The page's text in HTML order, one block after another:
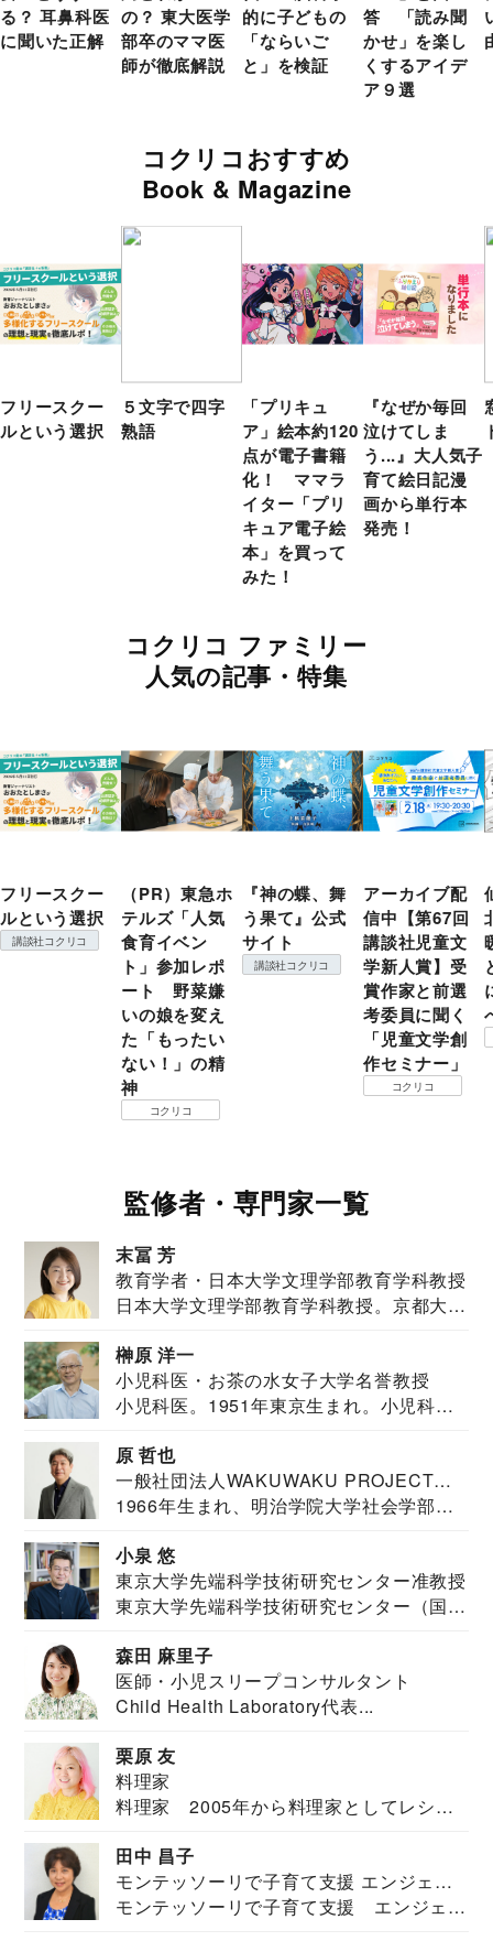
る？ 耳鼻科医
に聞いた正解
の？ 東大医学
部卒のママ医
師が徹底解説
的に子どもの
「ならいご
と」を検証
答 「読み聞
かせ」を楽し
くするアイデ
ア９選
コクリコおすすめ
Book & Magazine
フリースクー
ルという選択
５文字で四字
熟語
「プリキュ
ア」絵本約120
点が電子書籍
化！ ママラ
イター「プリ
キュア電子絵
本」を買って
みた！
『なぜか毎回
泣けてしま
う...』大人気子
育て絵日記漫
画から単行本
発売！
コクリコ ファミリー
人気の記事・特集
フリースクー
ルという選択
講談社コクリコ
（PR）東急ホ
テルズ「人気
食育イベン
ト」参加レポ
ート 野菜嫌
いの娘を変え
た「もったい
ない！」の精
神
コクリコ
『神の蝶、舞
う果て』公式
サイト
講談社コクリコ
アーカイブ配
信中【第67回
講談社児童文
学新人賞】受
賞作家と前選
考委員に聞く
「児童文学創
作セミナー」
コクリコ
監修者・専門家一覧
末冨 芳
教育学者・日本大学文理学部教育学科教授
日本大学文理学部教育学科教授。京都大学
榊原 洋一
小児科医・お茶の水女子大学名誉教授
小児科医。1951年東京生まれ。小児科
原 哲也
一般社団法人WAKUWAKU PROJECT
JAPAN代表・言語聴覚士・社会福祉士
1966年生まれ、明治学院大学社会学部福
小泉 悠
東京大学先端科学技術研究センター准教授
東京大学先端科学技術研究センター（国際
森田 麻里子
医師・小児スリープコンサルタント
Child Health Laboratory代表...
栗原 友
料理家
料理家 2005年から料理家としてレシピ
田中 昌子
モンテッソーリで子育て支援 エンジェル
ズハウス研究所所長
モンテッソーリで子育て支援 エンジェル